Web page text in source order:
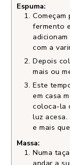
Espuma:
fermento
com a
Depois
mais ou
Este
em casa
coloca-la
luz
e mais
Massa:
Numa